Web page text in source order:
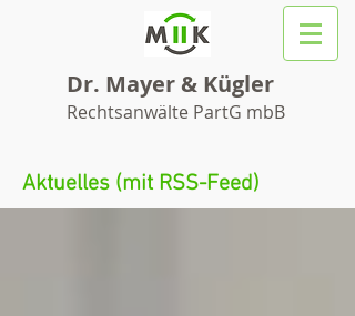
Dr. Mayer & Kügler
Rechtsanwälte PartG mbB
Aktuelles (mit RSS-Feed)